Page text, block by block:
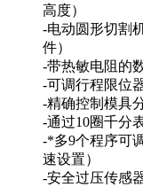
高度）
-电动圆形切割
件）
-带热敏电阻的
-可调行程限位
-精确控制模具
-通过10圈千分
-*多9个程序可
速设置）
-安全过压传感